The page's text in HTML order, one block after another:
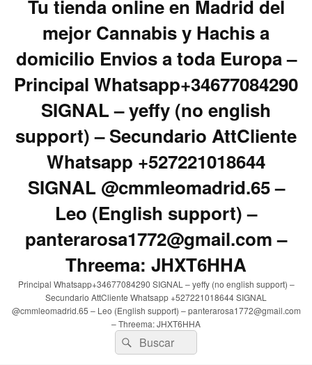
Tu tienda online en Madrid del
mejor Cannabis y Hachis a
domicilio Envios a toda Europa –
Principal Whatsapp+34677084290
SIGNAL – yeffy (no english
support) – Secundario AttCliente
Whatsapp +527221018644
SIGNAL @cmmleomadrid.65 –
Leo (English support) –
panterarosa1772@gmail.com –
Threema: JHXT6HHA
Principal Whatsapp+34677084290 SIGNAL – yeffy (no english support) –
Secundario AttCliente Whatsapp +527221018644 SIGNAL
@cmmleomadrid.65 – Leo (English support) – panterarosa1772@gmail.com
– Threema: JHXT6HHA
Buscar
por:
Buscar